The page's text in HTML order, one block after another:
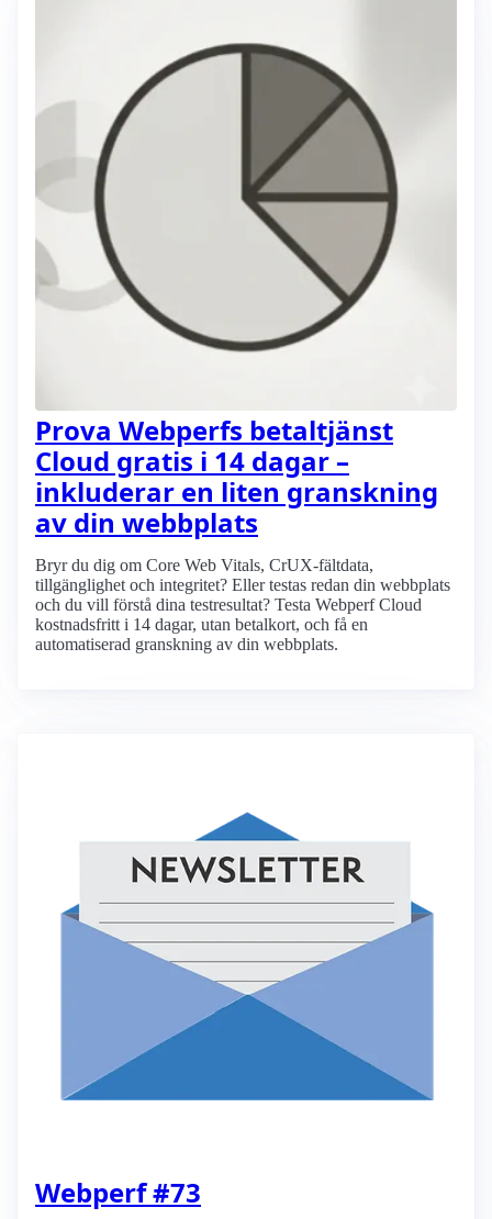
Prova Webperfs betaltjänst
Cloud gratis i 14 dagar –
inkluderar en liten granskning
av din webbplats
Bryr du dig om Core Web Vitals, CrUX-fältdata,
tillgänglighet och integritet? Eller testas redan din webbplats
och du vill förstå dina testresultat? Testa Webperf Cloud
kostnadsfritt i 14 dagar, utan betalkort, och få en
automatiserad granskning av din webbplats.
Webperf #73